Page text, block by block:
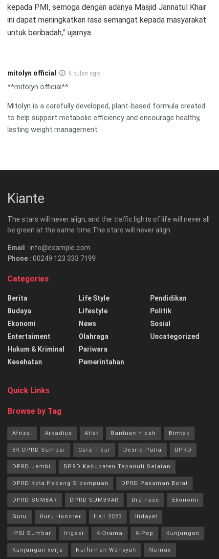
kepada PMI, semoga dengan adanya Masjid Jannatul Khair
ini dapat meningkatkan rasa semangat kepada masyarakat
untuk beribadah,” ujarnya.
mitolyn official 6 bulan ago
**mitolyn official**
Mitolyn is a carefully developed, plant-based formula created
to help support metabolic efficiency and encourage healthy,
lasting weight management.
Kiante
The stars will never align, and the traffic lights of life will never all
be green at the same time.The stars will never align.
Email : info@example.com
Phone : 00249 123 333 7199
Categories
Berita
Budaya
Ekonomi
Entertaiment
Hukum & Kriminal
Kesehatan
Life Style
Lifestyle
News
Olahraga
Pariwara
Pemerintahan
Pendidikan
Politik
Sosial
Uncategorized
Quick Links
Browse by Tag
Afrizal Arkadius Atlet Bantuan hibah Bimtek
BK DPRD Sumbar Cara Tidur Desrio Putra DPRD
DPRD Jambi DPRD Kabupaten Tapanuli Selatan
DPRD Kota Padang Sidempuan DPRD Pasaman Barat
DPRD SUMBAR DPRD SUMBVAR Drainase Ekonomi
Guru Guru Honorer Haji 2023 Hidayat
IPSI Sumbar Irigasi K-Drama K-Pop Kunjungan
Kunjungan kerja Nurfirman Wansyah Nurnas